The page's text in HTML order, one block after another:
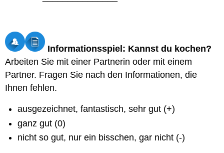
Informationsspiel: Kannst du kochen?
Arbeiten Sie mit einer Partnerin oder mit einem
Partner. Fragen Sie nach den Informationen, die
Ihnen fehlen.
ausgezeichnet, fantastisch, sehr gut (+)
ganz gut (0)
nicht so gut, nur ein bisschen, gar nicht (-)